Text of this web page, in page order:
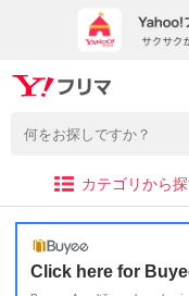
カテゴリから
Click here for